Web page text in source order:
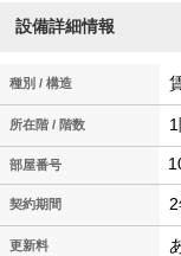
設備詳細情報
種別 / 構造
所在階 / 階数
契約期間
更新料